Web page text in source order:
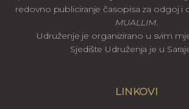
redovno publiciranje časopisa za odgoj i
MUALLIM.
Udruženje je organizirano u svim
Sjedište Udruženja je u
LINKOVI